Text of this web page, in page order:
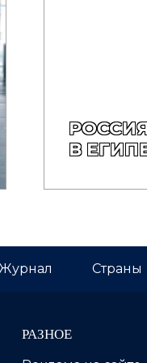
В
Журнал Страны
РАЗНОЕ